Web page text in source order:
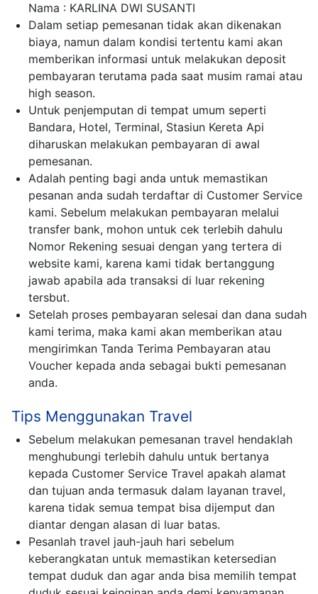
Nama : KARLINA DWI SUSANTI
Dalam setiap pemesanan tidak akan dikenakan
biaya, namun dalam kondisi tertentu kami akan
memberikan informasi untuk melakukan deposit
pembayaran terutama pada saat musim ramai atau
high season.
Untuk penjemputan di tempat umum seperti
Bandara, Hotel, Terminal, Stasiun Kereta Api
diharuskan melakukan pembayaran di awal
pemesanan.
Adalah penting bagi anda untuk memastikan
pesanan anda sudah terdaftar di Customer Service
kami. Sebelum melakukan pembayaran melalui
transfer bank, mohon untuk cek terlebih dahulu
Nomor Rekening sesuai dengan yang tertera di
website kami, karena kami tidak bertanggung
jawab apabila ada transaksi di luar rekening
tersbut.
Setelah proses pembayaran selesai dan dana sudah
kami terima, maka kami akan memberikan atau
mengirimkan Tanda Terima Pembayaran atau
Voucher kepada anda sebagai bukti pemesanan
anda.
Tips Menggunakan Travel
Sebelum melakukan pemesanan travel hendaklah
menghubungi terlebih dahulu untuk bertanya
kepada Customer Service Travel apakah alamat
dan tujuan anda termasuk dalam layanan travel,
karena tidak semua tempat bisa dijemput dan
diantar dengan alasan di luar batas.
Pesanlah travel jauh-jauh hari sebelum
keberangkatan untuk memastikan ketersedian
tempat duduk dan agar anda bisa memilih tempat